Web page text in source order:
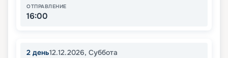
ОТПРАВЛЕНИЕ
16:00
2 день12.12.2026, Суббота